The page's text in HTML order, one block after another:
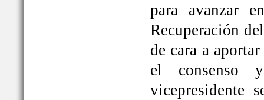
para avanzar
Recuperación
de cara a
el consenso
vicepresidente